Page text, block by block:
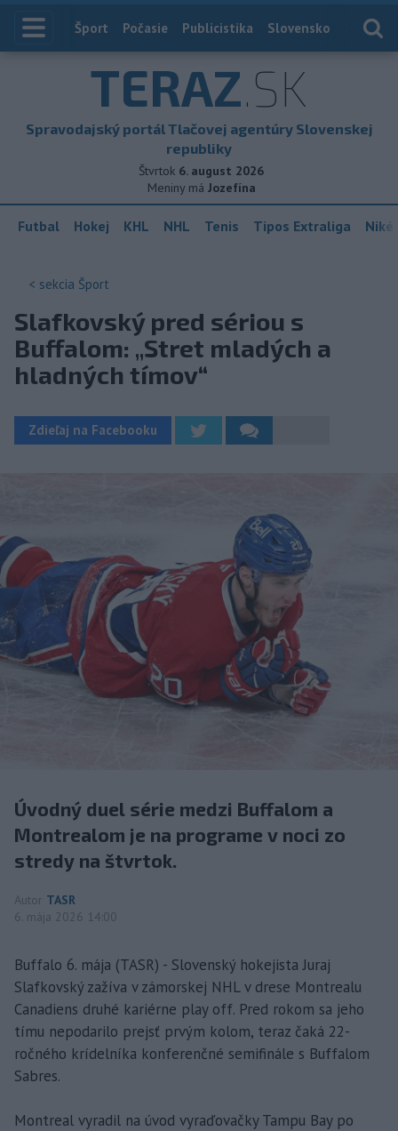
Index
Šport Počasie Publicistika Slovensko
TERAZ.SK
Spravodajský portál Tlačovej agentúry Slovenskej
republiky
Štvrtok 6. august 2026
Meniny má Jozefína
Futbal Hokej KHL NHL Tenis Tipos Extraliga
< sekcia Šport
Slafkovský pred sériou s
Buffalom: „Stret mladých a
hladných tímov“
Zdieľaj na Facebooku
Úvodný duel série medzi Buffalom a
Montrealom je na programe v noci zo
stredy na štvrtok.
Autor TASR
6. mája 2026 14:00
Buffalo 6. mája (TASR) - Slovenský hokejista Juraj
Slafkovský zažíva v zámorskej NHL v drese Montrealu
Canadiens druhé kariérne play off. Pred rokom sa jeho
tímu nepodarilo prejsť prvým kolom, teraz čaká 22-
ročného krídelníka konferenčné semifinále s Buffalom
Sabres.
Montreal vyradil na úvod vyraďovačky Tampu Bay po